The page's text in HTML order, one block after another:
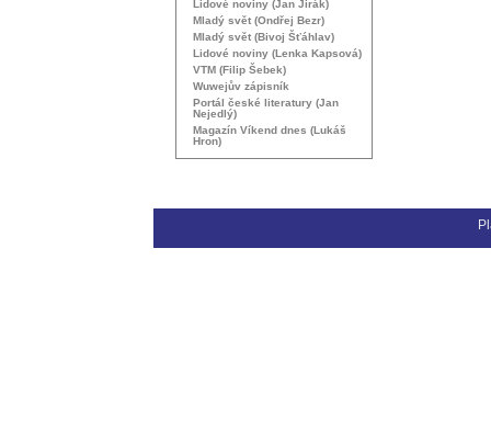
Lidové noviny (Jan Jirák)
Mladý svět (Ondřej Bezr)
Mladý svět (Bivoj Šťáhlav)
Lidové noviny (Lenka Kapsová)
VTM (Filip Šebek)
Wuwejův zápisník
Portál české literatury (Jan
Nejedlý)
Magazín Víkend dnes (Lukáš
Hron)